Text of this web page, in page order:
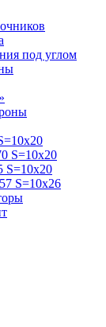
под углом
S=10x20
S=10x20
S=10x26